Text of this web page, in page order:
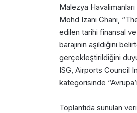
Malezya
Mohd Izani Ghani,
edilen tarihi finansal
barajının aşıldığını
gerçekleştirildiğini
ISG, Airports Council
kategorisinde
Toplantıda sunulan